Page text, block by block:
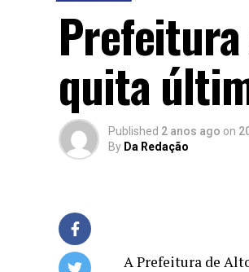
Prefeitura
quita
Published 2 anos ago on
By Da Redação
A Prefeitura de